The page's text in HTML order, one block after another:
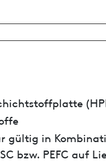
gültig in
bzw. PEFC auf